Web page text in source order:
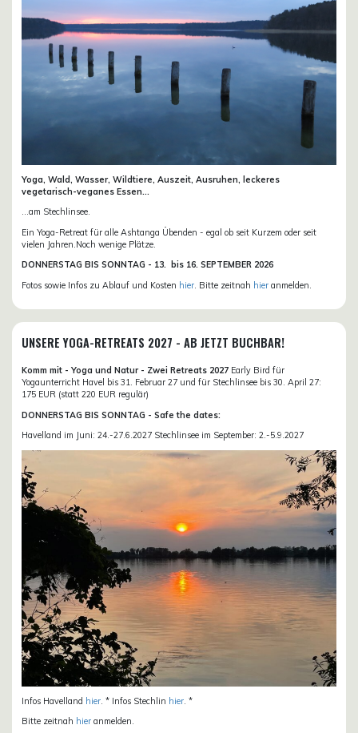
Yoga, Wald, Wasser, Wildtiere, Auszeit, Ausruhen, leckeres
vegetarisch-veganes Essen...
...am Stechlinsee.
Ein Yoga-Retreat für alle Ashtanga Übenden - egal ob seit Kurzem oder seit
vielen Jahren.Noch wenige Plätze.
DONNERSTAG BIS SONNTAG - 13. bis 16. SEPTEMBER 2026
Fotos sowie Infos zu Ablauf und Kosten hier . Bitte zeitnah hier anmelden.
UNSERE YOGA-RETREATS 2027 - AB JETZT BUCHBAR!
Komm mit - Yoga und Natur - Zwei Retreats 2027 Early Bird für
Yogaunterricht Havel bis 31. Februar 27 und für Stechlinsee bis 30. April 27:
175 EUR (statt 220 EUR regulär)
DONNERSTAG BIS SONNTAG - Safe the dates:
Havelland im Juni: 24.-27.6.2027 Stechlinsee im September: 2.-5.9.2027
Infos Havelland hier . * Infos Stechlin hier . *
Bitte zeitnah hier anmelden.